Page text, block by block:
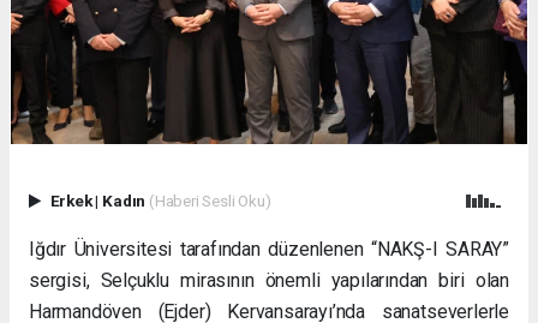
Erkek| Kadın (Haberi Sesli Oku)
Iğdır Üniversitesi tarafından düzenlenen “NAKŞ-I SARAY”
sergisi, Selçuklu mirasının önemli yapılarından biri olan
Harmandöven (Ejder) Kervansarayı’nda sanatseverlerle